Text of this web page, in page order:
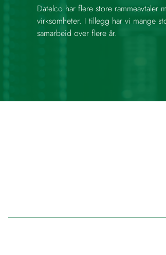
Datelco har flere store
virksomheter. I tillegg har vi mange
samarbeid over flere år.